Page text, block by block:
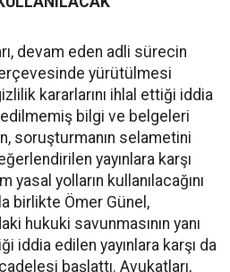
devam eden adli sürecin
yürütülmesi
kararlarını ihlal ettiği iddia
bilgi ve belgeleri
soruşturmanın selametini
yayınlara karşı
yolların kullanılacağını
birlikte Ömer Günel,
hukuki savunmasının yanı
iddia edilen yayınlara karşı da
başlattı. Avukatları,